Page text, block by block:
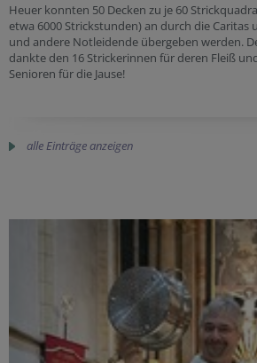
Heuer konnten 50 Decken zu je 60
etwa 6000 Strickstunden) an durch die Caritas
und andere Notleidende übergeben werden.
dankte den 16 Strickerinnen für deren Fleiß
Senioren für die Jause!
alle Einträge anzeigen